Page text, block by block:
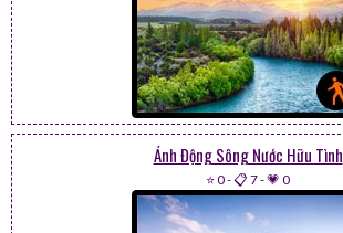
Ảnh Động Sông Nước Hữu Tình
⭐ 0-📋 7-💗 0